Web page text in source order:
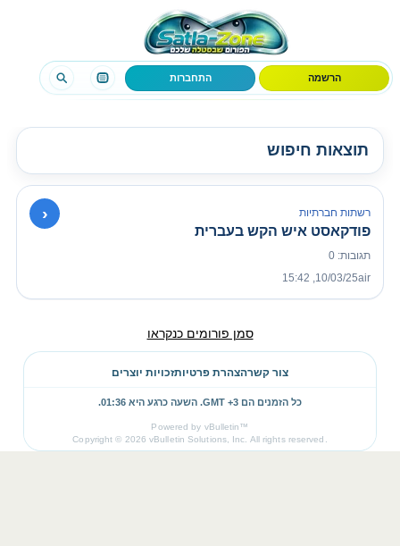
הרשמה התחברות
תוצאות חיפוש
› רשתות חברתיות
פודקאסט איש הקש בעברית
תגובות: 0
air
10/03/25, 15:42
סמן פורומים כנקראו
צור קשרהצהרת פרטיותזכויות יוצרים
כל הזמנים הם GMT +3. השעה כרגע היא 01:36
.
Powered by vBulletin™
Copyright © 2026 vBulletin Solutions, Inc. All rights reserved.